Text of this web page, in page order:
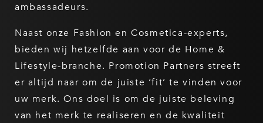
ambassadeurs.
Naast onze Fashion en Cosmetica-experts,
bieden wij hetzelfde aan voor de Home &
Lifestyle-branche. Promotion Partners streeft
er altijd naar om de juiste ‘fit’ te vinden voor
uw merk. Ons doel is om de juiste beleving
van het merk te realiseren en de kwaliteit